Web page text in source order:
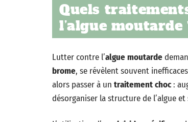
Quels
l’algue moutarde
Lutter contre l’algue moutarde
brome, se révèlent souvent
alors passer à un traitement choc:
désorganiser la structure de l’algue